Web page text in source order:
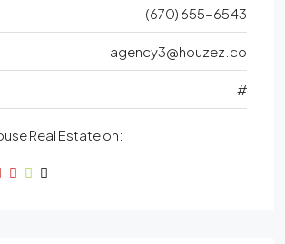
(670) 655-6543
agency3@houzez.co
#
Real Estate on: